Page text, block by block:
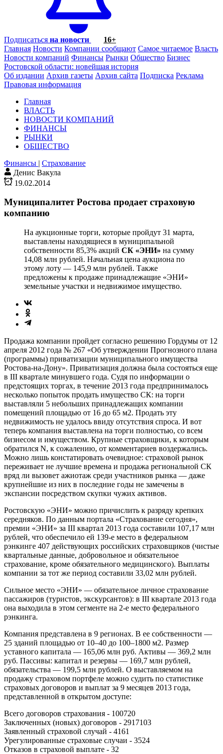
Подписаться на новости
16+
Главная Новости Компании сообщают Самое читаемое Власть
Новости компаний Финансы Рынки Общество Бизнес
Ростовской области: новейшая история
Об издании Архив газеты Архив сайта Подписка Реклама
Правовая информация
Главная
ВЛАСТЬ
НОВОСТИ КОМПАНИЙ
ФИНАНСЫ
РЫНКИ
ОБЩЕСТВО
Финансы | Страхование
Денис Вакула
19.02.2014
Муниципалитет Ростова продает страховую
компанию
На аукционные торги, которые пройдут 31 марта,
выставлены находящиеся в муниципальной
собственности 85,3% акций СК «ЭНИ» на сумму
14,08 млн рублей. Начальная цена аукциона по
этому лоту — 145,9 млн рублей. Также
предложены к продаже принадлежащие «ЭНИ»
земельные участки и недвижимое имущество.
Продажа компании пройдет согласно решению Гордумы от 12
апреля 2012 года № 267 «Об утверждении Прогнозного плана
(программы) приватизации муниципального имущества
Ростова-на-Дону». Приватизация должна была состояться еще
в III квартале минувшего года. Судя по информации о
предстоящих торгах, в течение 2013 года предпринималось
несколько попыток продать имущество СК: на торги
выставляли 5 небольших принадлежащих компании
помещений площадью от 16 до 65 м2. Продать эту
недвижимость не удалось ввиду отсутствия спроса. И вот
теперь компания выставлена на торги полностью, со всем
бизнесом и имуществом. Крупные страховщики, к которым
обратился N, к сожалению, от комментариев воздержались.
Можно лишь констатировать очевидное: страховой рынок
переживает не лучшие времена и продажа региональной СК
вряд ли вызовет ажиотаж среди участников рынка — даже
крупнейшие из них в последние годы не замечены в
экспансии посредством скупки чужих активов.
Ростовскую «ЭНИ» можно причислить к разряду крепких
середняков. По данным портала «Страхование сегодня»,
премии «ЭНИ» за III квартал 2013 года составили 107,17 млн
рублей, что обеспечило ей 139-е место в федеральном
рэнкинге 407 действующих российских страховщиков (чистые
квартальные данные, добровольное и обязательное
страхование, кроме обязательного медицинского). Выплаты
компании за тот же период составили 33,02 млн рублей.
Сильное место «ЭНИ» — обязательное личное страхование
пассажиров (туристов, экскурсантов): в III квартале 2013 года
она выходила в этом сегменте на 2-е место федерального
рэнкинга.
Компания представлена в 9 регионах. В ее собственности —
25 зданий площадью от 10–40 до 100–1800 м2. Размер
уставного капитала — 165,06 млн руб. Активы — 369,2 млн
руб. Пассивы: капитал и резервы — 169,7 млн рублей,
обязательства — 199,5 млн рублей. О выставляемом на
продажу страховом портфеле можно судить по статистике
страховых договоров и выплат за 9 месяцев 2013 года,
представленной в открытом доступе:
Всего договоров страхования - 100720
Заключенных (новых) договоров - 2917103
Заявленный страховой случай - 4161
Урегулированные страховые случаи - 3524
Отказов в страховой выплате - 32